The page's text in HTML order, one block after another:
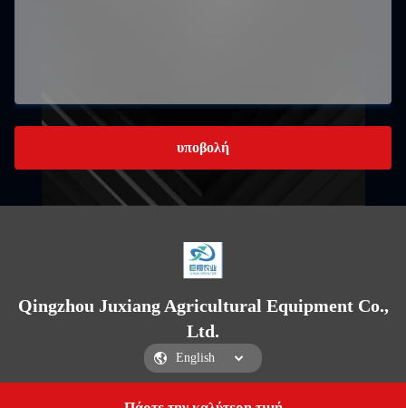
υποβολή
Qingzhou Juxiang Agricultural Equipment Co.,
Ltd.